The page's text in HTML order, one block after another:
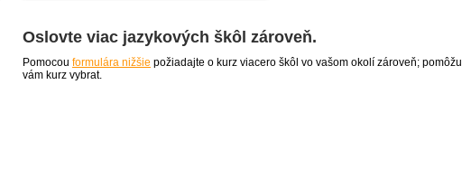
Oslovte viac jazykových škôl zároveň.
Pomocou formulára nižšie požiadajte o kurz viacero škôl vo vašom okolí zároveň; pomôžu
vám kurz vybrat.